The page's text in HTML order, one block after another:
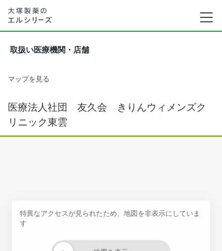
取扱い医療機関・店舗
マップを見る
医療法人社団 友久会 きりんウィメンズク
リニック東雲
特異なアクセスが見られたため、地図を非表示にしていま
す